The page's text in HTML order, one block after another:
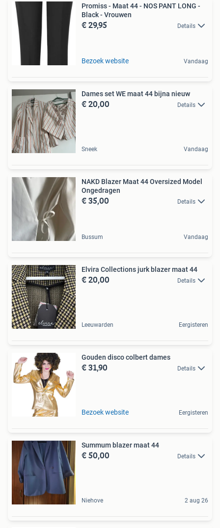
Promiss - Maat 44 - NOS PANT LONG -
Black - Vrouwen
€ 29,95 Details
Bezoek website Vandaag
Dames set WE maat 44 bijna nieuw
€ 20,00 Details
Sneek Vandaag
NAKD Blazer Maat 44 Oversized Model
Ongedragen
€ 35,00 Details
Bussum Vandaag
Elvira Collections jurk blazer maat 44
€ 20,00 Details
Leeuwarden Eergisteren
Gouden disco colbert dames
€ 31,90 Details
Bezoek website Eergisteren
Summum blazer maat 44
€ 50,00 Details
Niehove 2 aug 26